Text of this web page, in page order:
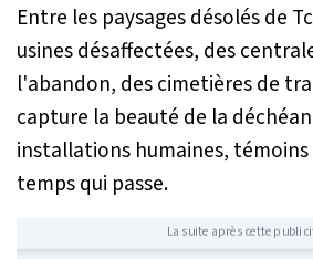
Entre les paysages désolés de
usines désaffectées, des
l'abandon, des cimetières de
capture la beauté de la
installations humaines, témoins
temps qui passe.
La suite après cette